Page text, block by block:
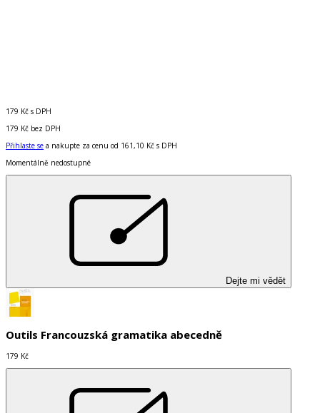
179 Kč s DPH
179 Kč bez DPH
Přihlaste se a nakupte za cenu od 161,10 Kč s DPH
Momentálně nedostupné
Dejte mi vědět
Outils Francouzská gramatika abecedně
179 Kč